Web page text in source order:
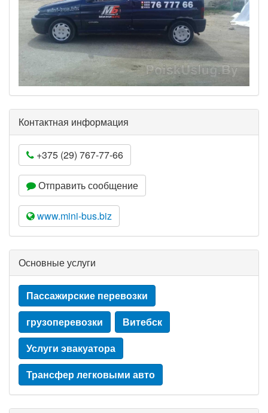
Контактная информация
+375 (29) 767-77-66
Отправить сообщение
www.mini-bus.biz
Основные услуги
Пассажирские перевозки
грузоперевозки
Витебск
Услуги эвакуатора
Трансфер легковыми авто